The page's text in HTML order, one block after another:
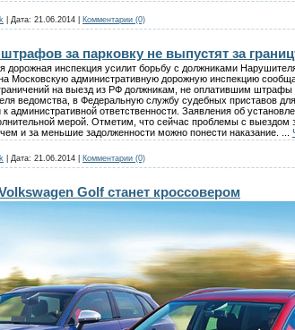
Дата: 21.06.2014 Комментарии (0)
за парковку не выпустят за
дорожная инспекция усилит борьбу с должниками
Московскую административную дорожную инспекцию
на выезд из РФ должникам, не оплатившим
ведомства, в Федеральную службу судебных приставов
административной ответственности. Заявления об
мерой. Отметим, что сейчас проблемы с
и за меньшие задолженности можно понести наказание.
Дата: 21.06.2014 Комментарии (0)
Golf станет кроссовером